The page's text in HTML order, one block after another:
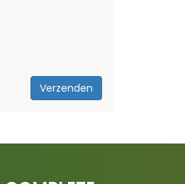
Verzenden